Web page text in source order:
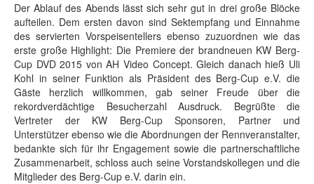
Der Ablauf des Abends lässt sich sehr gut in drei große Blöcke
aufteilen. Dem ersten davon sind Sektempfang und Einnahme
des servierten Vorspeisentellers ebenso zuzuordnen wie das
erste große Highlight: Die Premiere der brandneuen KW Berg-
Cup DVD 2015 von AH Video Concept. Gleich danach hieß Uli
Kohl in seiner Funktion als Präsident des Berg-Cup e.V. die
Gäste herzlich willkommen, gab seiner Freude über die
rekordverdächtige Besucherzahl Ausdruck. Begrüßte die
Vertreter der KW Berg-Cup Sponsoren, Partner und
Unterstützer ebenso wie die Abordnungen der Rennveranstalter,
bedankte sich für ihr Engagement sowie die partnerschaftliche
Zusammenarbeit, schloss auch seine Vorstandskollegen und die
Mitglieder des Berg-Cup e.V. darin ein.